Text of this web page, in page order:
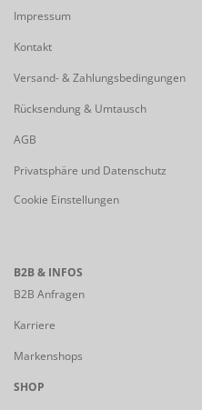
Impressum
Kontakt
Versand- & Zahlungsbedingungen
Rücksendung & Umtausch
AGB
Privatsphäre und Datenschutz
Cookie Einstellungen
B2B & INFOS
B2B Anfragen
Karriere
Markenshops
SHOP